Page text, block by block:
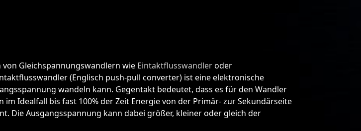
Gleichspannungswandlern wie Eintaktflusswandleroder
(Englisch push-pull converter) ist eine elektronische
wandeln kann. Gegentakt bedeutet, dass es für den Wandler
Idealfall bis fast 100% der Zeit Energie von der Primär- zur Sekundärseite
Die Ausgangsspannung kann dabei größer, kleiner oder gleich der